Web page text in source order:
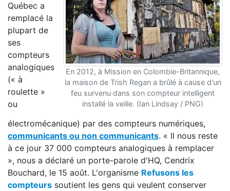
En 2012, à Mission en Colombie-Britannique,
la maison de Trish Regan a brûlé à cause d'un
feu survenu dans son compteur intelligent
installé la veille. (Ian Lindsay / PNG)
Québec a
remplacé la
plupart de
ses
compteurs
analogiques
(« à
roulette »
ou
électromécanique) par des compteurs numériques,
communicants ou non communicants. « Il nous reste
à ce jour 37 000 compteurs analogiques à remplacer
», nous a déclaré un porte-parole d'HQ, Cendrix
Bouchard, le 15 août. L'organisme Refusons les
compteurs soutient les gens qui veulent conserver